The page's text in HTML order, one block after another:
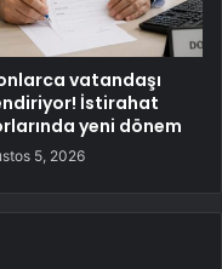
vatandaşı
İstirahat
yeni dönem
5, 2026